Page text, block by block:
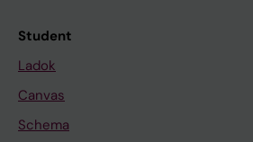
Student
Ladok
Canvas
Schema